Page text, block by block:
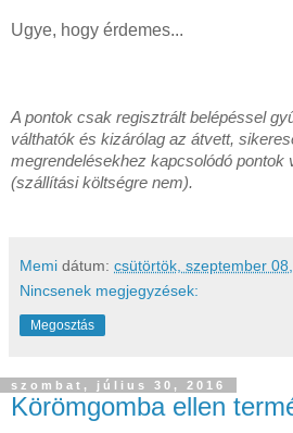
Ugye, hogy érdemes...
A pontok csak regisztrált belépéssel
válthatók és kizárólag az átvett,
megrendelésekhez kapcsolódó pontok
(szállítási költségre nem).
Memi dátum: csütörtök, szeptember
Nincsenek megjegyzések:
Megosztás
szombat, július 30, 2016
Körömgomba ellen